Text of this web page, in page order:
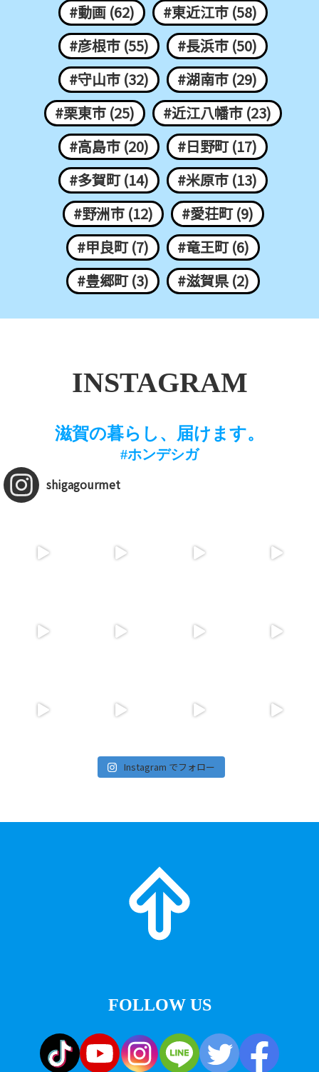
#動画 (62)
#東近江市 (58)
#彦根市 (55)
#長浜市 (50)
#守山市 (32)
#湖南市 (29)
#栗東市 (25)
#近江八幡市 (23)
#高島市 (20)
#日野町 (17)
#多賀町 (14)
#米原市 (13)
#野洲市 (12)
#愛荘町 (9)
#甲良町 (7)
#竜王町 (6)
#豊郷町 (3)
#滋賀県 (2)
INSTAGRAM
滋賀の暮らし、届けます。
#ホンデシガ
shigagourmet
Instagram でフォロー
FOLLOW US